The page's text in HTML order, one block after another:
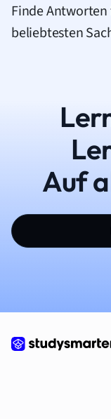
Finde Antworten
beliebtesten
Auf